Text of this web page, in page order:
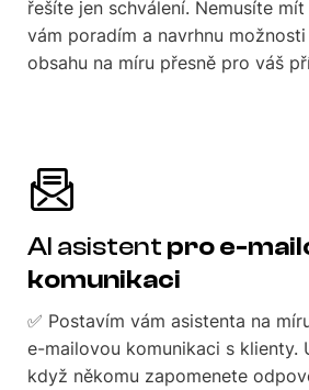
řešíte jen schválení. Nemusíte
vám poradím a navrhnu
obsahu na míru přesně pro váš
AI asistent pro e-
komunikaci
✅ Postavím vám asistenta na
e-mailovou komunikaci s klienty.
když někomu zapomenete